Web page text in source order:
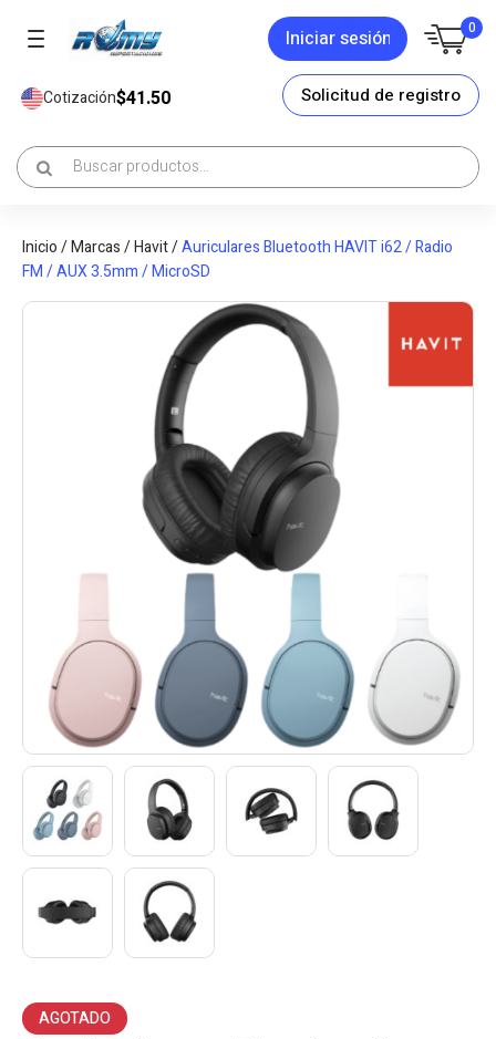
Iniciar sesión 0
Cotización$41.50 Solicitud de registro
Inicio/Marcas/Havit/Auriculares Bluetooth HAVIT i62 / Radio
FM / AUX 3.5mm / MicroSD
AGOTADO